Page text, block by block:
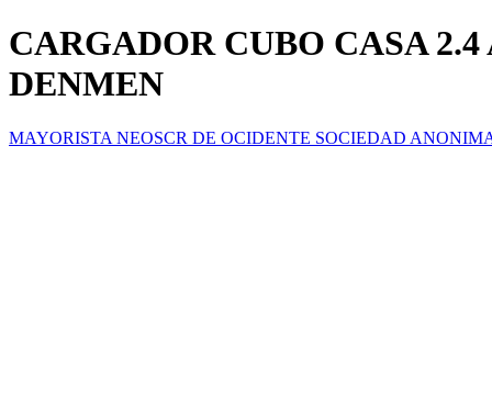
CARGADOR CUBO CASA
DENMEN
MAYORISTA NEOSCR DE OCIDENTE SOCIEDAD